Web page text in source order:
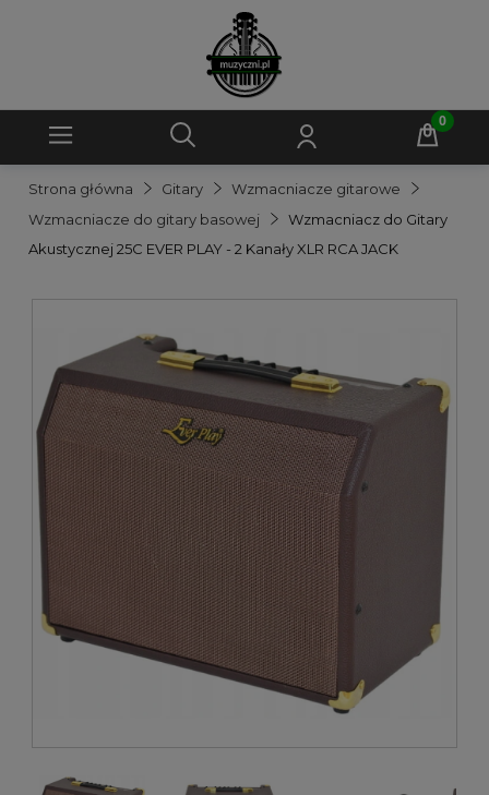
Strona główna Gitary
Wzmacniacze gitarowe
Wzmacniacze do gitary basowej
Wzmacniacz do Gitary
Akustycznej 25C EVER PLAY - 2 Kanały XLR RCA JACK